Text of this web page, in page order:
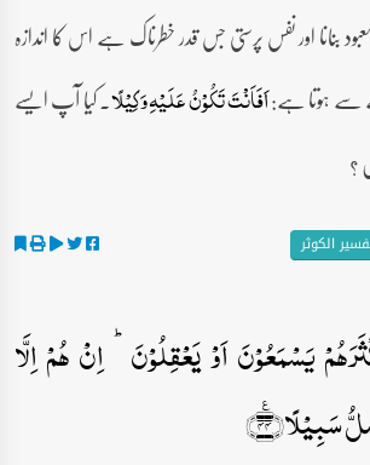
بنانا اور نفس پرستی جس قدر خطرناک ہے اس کا اندازہ
ہوتا ہے:اَفَاَنۡتَ تَکُوۡنُ عَلَیۡہِ وَکِیۡلًا۔ کیا آپ ایسے
؟
الکوثر
یَسۡمَعُوۡنَ اَوۡ یَعۡقِلُوۡنَ ؕ اِنۡ ہُمۡ اِلَّا